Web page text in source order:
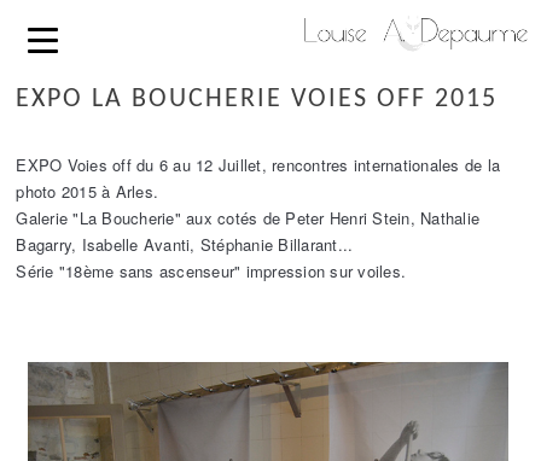
EXPO LA BOUCHERIE VOIES OFF 2015
EXPO Voies off du 6 au 12 Juillet, rencontres internationales de la
photo 2015 à Arles.
Galerie "La Boucherie" aux cotés de Peter Henri Stein, Nathalie
Bagarry, Isabelle Avanti, Stéphanie Billarant...
Série "18ème sans ascenseur" impression sur voiles.